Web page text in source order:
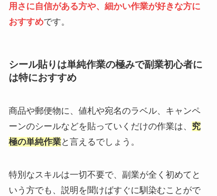
用さに自信がある方や、細かい作業が好きな方に
おすすめです。
シール貼りは単純作業の極みで副業初心者に
は特におすすめ
商品や郵便物に、値札や宛名のラベル、キャンペ
ーンのシールなどを貼っていくだけの作業は、 究
極の単純作業と言えるでしょう。
特別なスキルは一切不要で、副業が全く初めてと
いう方でも、説明を聞けばすぐに馴染むことがで